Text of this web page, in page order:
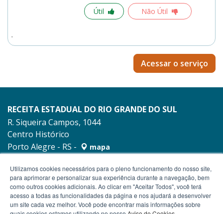
Útil Não Útil
Acessar o serviço
RECEITA ESTADUAL DO RIO GRANDE DO SUL
R. Siqueira Campos, 1044
Centro Histórico
Porto Alegre - RS -
mapa
Utilizamos cookies necessários para o pleno funcionamento do nosso site,
para aprimorar e personalizar sua experiência durante a navegação, bem
como outros cookies adicionais. Ao clicar em "Aceitar Todos", você terá
acesso a todas as funcionalidades da página e nos ajudará a desenvolver
um site cada vez melhor. Você pode encontrar mais informações sobre